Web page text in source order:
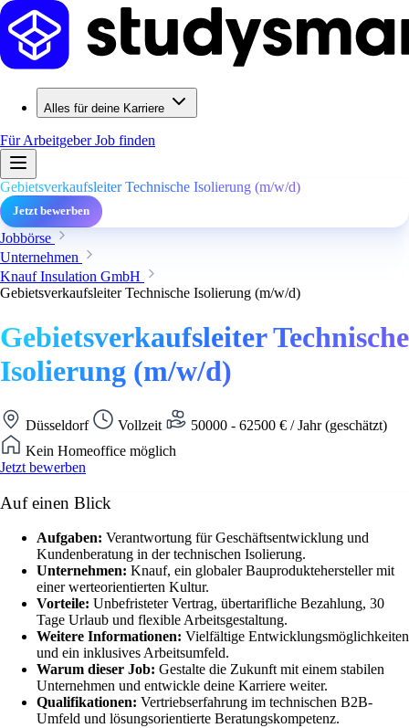
Alles für deine Karriere
Für ArbeitgeberJob finden
Gebietsverkaufsleiter Technische Isolierung (m/w/d)
Jetzt bewerben
Jobbörse
Unternehmen
Knauf Insulation GmbH
Gebietsverkaufsleiter Technische Isolierung (m/w/d)
Gebietsverkaufsleiter Technische
Isolierung (m/w/d)
Düsseldorf Vollzeit
50000 - 62500 € / Jahr (geschätzt)
Kein Homeoffice möglich
Jetzt bewerben
Auf einen Blick
Aufgaben: Verantwortung für Geschäftsentwicklung und
Kundenberatung in der technischen Isolierung.
Unternehmen: Knauf, ein globaler Bauproduktehersteller mit
einer werteorientierten Kultur.
Vorteile: Unbefristeter Vertrag, übertarifliche Bezahlung, 30
Tage Urlaub und flexible Arbeitsgestaltung.
Weitere Informationen: Vielfältige Entwicklungsmöglichkeiten
und ein inklusives Arbeitsumfeld.
Warum dieser Job: Gestalte die Zukunft mit einem stabilen
Unternehmen und entwickle deine Karriere weiter.
Qualifikationen: Vertriebserfahrung im technischen B2B-
Umfeld und lösungsorientierte Beratungskompetenz.